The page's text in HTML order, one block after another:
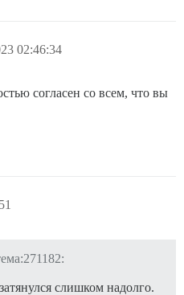
02:46:34
согласен со всем, что вы
слишком надолго.